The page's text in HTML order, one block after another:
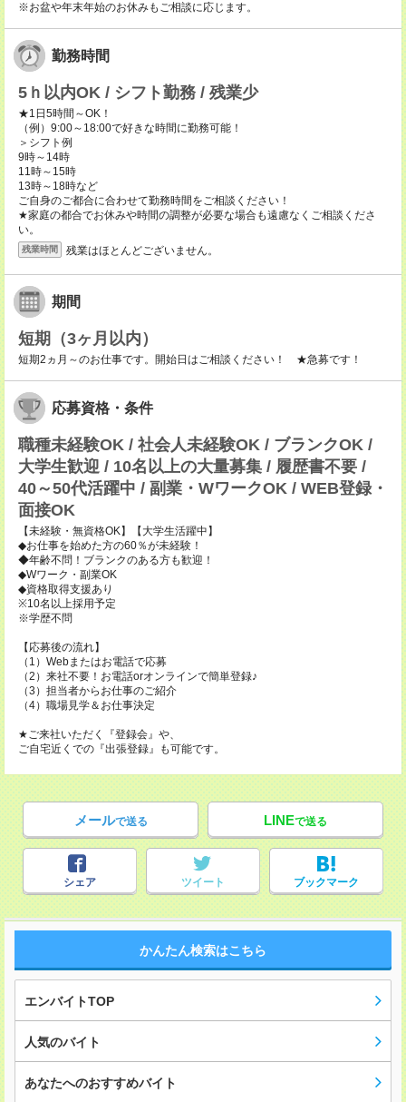
※お盆や年末年始のお休みもご相談に応じます。
勤務時間
5ｈ以内OK / シフト勤務 / 残業少
★1日5時間～OK！
（例）9:00～18:00で好きな時間に勤務可能！
＞シフト例
9時～14時
11時～15時
13時～18時など
ご自身のご都合に合わせて勤務時間をご相談ください！
★家庭の都合でお休みや時間の調整が必要な場合も遠慮なくご相談くださ
い。
残業時間 残業はほとんどございません。
期間
短期（3ヶ月以内）
短期2ヵ月～のお仕事です。開始日はご相談ください！ ★急募です！
応募資格・条件
職種未経験OK / 社会人未経験OK / ブランクOK /
大学生歓迎 / 10名以上の大量募集 / 履歴書不要 /
40～50代活躍中 / 副業・WワークOK / WEB登録・
面接OK
【未経験・無資格OK】【大学生活躍中】
◆お仕事を始めた方の60％が未経験！
◆年齢不問！ブランクのある方も歓迎！
◆Wワーク・副業OK
◆資格取得支援あり
※10名以上採用予定
※学歴不問
【応募後の流れ】
（1）Webまたはお電話で応募
（2）来社不要！お電話orオンラインで簡単登録♪
（3）担当者からお仕事のご紹介
（4）職場見学＆お仕事決定
★ご来社いただく『登録会』や、
ご自宅近くでの『出張登録』も可能です。
メールで送る LINEで送る
シェア ツイート ブックマーク
かんたん検索はこちら
エンバイトTOP
人気のバイト
あなたへのおすすめバイト